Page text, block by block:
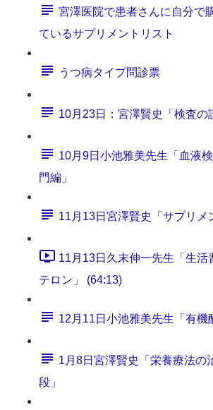
宮澤医院で患者さんに自分で
ているサプリメントリスト
うつ病タイプ問診票
10月23日：宮澤賢史「検査の
10月9日小池雅美先生「血液
門編」
11月13日宮澤賢史「サプリメ
11月13日久末伸一先生「生活
テロン」 (64:13)
12月11日小池雅美先生「有機
1月8日宮澤賢史「栄養療法の
段」